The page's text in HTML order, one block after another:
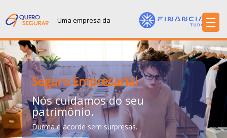
Uma empresa da
Produtos
Contato
☰
Seguro Empresarial
Nós cuidamos do seu
patrimônio.
Durma e acorde sem surpresas.